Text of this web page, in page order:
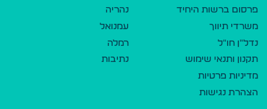
פרסום ברשות היחיד
משרדי תיווך
נדל"ן חו"ל
תקנון ותנאי שימוש
מדיניות פרטיות
הצהרת נגישות
נהריה
עמנואל
רמלה
נתיבות